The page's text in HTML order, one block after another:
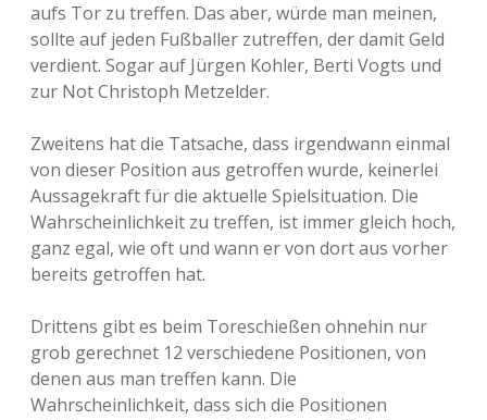
aufs Tor zu treffen. Das aber, würde man meinen,
sollte auf jeden Fußballer zutreffen, der damit Geld
verdient. Sogar auf Jürgen Kohler, Berti Vogts und
zur Not Christoph Metzelder.
Zweitens hat die Tatsache, dass irgendwann einmal
von dieser Position aus getroffen wurde, keinerlei
Aussagekraft für die aktuelle Spielsituation. Die
Wahrscheinlichkeit zu treffen, ist immer gleich hoch,
ganz egal, wie oft und wann er von dort aus vorher
bereits getroffen hat.
Drittens gibt es beim Toreschießen ohnehin nur
grob gerechnet 12 verschiedene Positionen, von
denen aus man treffen kann. Die
Wahrscheinlichkeit, dass sich die Positionen